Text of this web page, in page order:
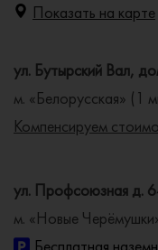
Показать на карте
ул. Бутырский Вал,
м. «Белорусская» (1
Компенсируем
ул. Профсоюзная д.
м. «Новые
Бесплатная